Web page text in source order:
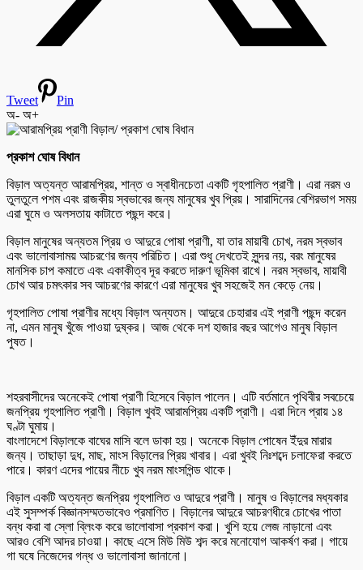
Tweet
Pin
অ- অ+
প্রকাশ ঘোষ বিধান
বিড়াল অত্যন্ত আরামপ্রিয়, শান্ত ও স্বাধীনচেতা একটি গৃহপালিত প্রাণী। এরা নরম ও
তুলতুলে পশম এবং রাজকীয় স্বভাবের জন্য মানুষের খুব প্রিয়। সারাদিনের বেশিরভাগ সময়
এরা ঘুমে ও অলসতায় কাটাতে পছন্দ করে।
বিড়াল মানুষের অন্যতম প্রিয় ও আদুরে পোষা প্রাণী, যা তার মায়াবী চোখ, নরম স্বভাব
এবং ভালোবাসাময় আচরণের জন্য পরিচিত। এরা শুধু দেখতেই সুন্দর নয়, বরং মানুষের
মানসিক চাপ কমাতে এবং একাকীত্ব দূর করতে দারুণ ভূমিকা রাখে। নরম স্বভাব, মায়াবী
চোখ আর চমৎকার সব আচরণের কারণে এরা মানুষের খুব সহজেই মন কেড়ে নেয়।
গৃহপালিত পোষা প্রাণীর মধ্যে বিড়াল অন্যতম। আদুরে চেহারার এই প্রাণী পছন্দ করেন
না, এমন মানুষ খুঁজে পাওয়া দুষ্কর। আজ থেকে দশ হাজার বছর আগেও মানুষ বিড়াল
পুষত।
শহরবাসীদের অনেকেই পোষা প্রাণী হিসেবে বিড়াল পালেন। এটি বর্তমানে পৃথিবীর সবচেয়ে
জনপ্রিয় গৃহপালিত প্রাণী। বিড়াল খুবই আরামপ্রিয় একটি প্রাণী। এরা দিনে প্রায় ১৪
ঘণ্টা ঘুমায়।
বাংলাদেশে বিড়ালকে বাঘের মাসি বলে ডাকা হয়। অনেকে বিড়াল পোষেন ইঁদুর মারার
জন্য। তাছাড়া দুধ, মাছ, মাংস বিড়ালের প্রিয় খাবার। এরা খুবই নিঃশব্দে চলাফেরা করতে
পারে। কারণ এদের পায়ের নীচে খুব নরম মাংসপিন্ড থাকে।
বিড়াল একটি অত্যন্ত জনপ্রিয় গৃহপালিত ও আদুরে প্রাণী। মানুষ ও বিড়ালের মধ্যকার
এই সুসম্পর্ক বিজ্ঞানসম্মতভাবেও প্রমাণিত। বিড়ালের আদুরে আচরণধীরে চোখের পাতা
বন্ধ করা বা স্লো ব্লিংক করে ভালোবাসা প্রকাশ করা। খুশি হয়ে লেজ নাড়ানো এবং
আরও বেশি আদর চাওয়া। কাছে এসে মিউ মিউ শব্দ করে মনোযোগ আকর্ষণ করা। গায়ে
গা ঘষে নিজেদের গন্ধ ও ভালোবাসা জানানো।